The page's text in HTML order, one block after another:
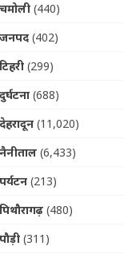
चमोली(440)
जनपद(402)
टिहरी(299)
दुर्घटना(688)
देहरादून(11,020)
नैनीताल(6,433)
पर्यटन(213)
पिथौरागढ़(480)
पौड़ी(311)